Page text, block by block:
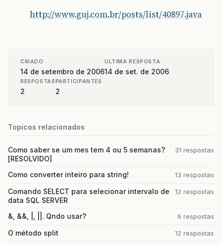
http://www.guj.com.br/posts/list/40897.java
CRIADO
14 de setembro de 2006
ULTIMA RESPOSTA
14 de set. de 2006
RESPOSTAS
2
PARTICIPANTES
2
Topicos relacionados
Como saber se um mes tem 4 ou 5 semanas?
[RESOLVIDO]
31 respostas
Como converter inteiro para string! 13 respostas
Comando SELECT para selecionar intervalo de
data SQL SERVER
12 respostas
&, &&, |, ||. Qndo usar? 6 respostas
O método split 12 respostas